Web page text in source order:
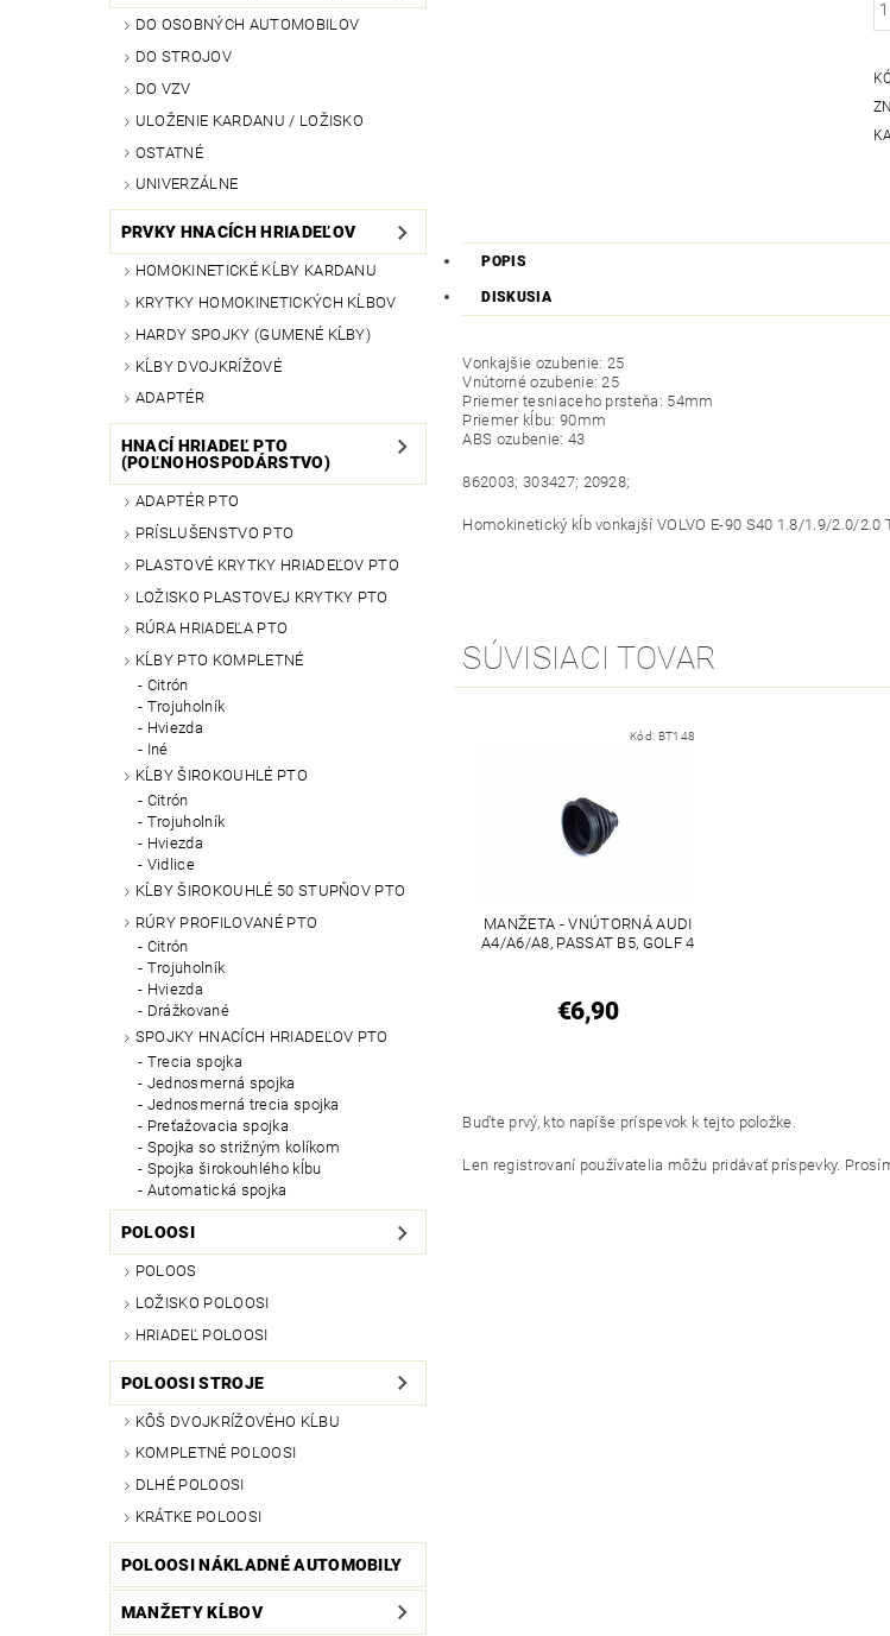
DO OSOBNÝCH AUTOMOBILOV
DO STROJOV
DO VZV
ULOŽENIE KARDANU / LOŽISKO
OSTATNÉ
UNIVERZÁLNE
PRVKY HNACÍCH HRIADEĽOV
HOMOKINETICKÉ KĹBY KARDANU
KRYTKY HOMOKINETICKÝCH KĹBOV
HARDY SPOJKY (GUMENÉ KĹBY)
KĹBY DVOJKRÍŽOVÉ
ADAPTÉR
HNACÍ HRIADEĽ PTO
(POĽNOHOSPODÁRSTVO)
ADAPTÉR PTO
PRÍSLUŠENSTVO PTO
PLASTOVÉ KRYTKY HRIADEĽOV PTO
LOŽISKO PLASTOVEJ KRYTKY PTO
RÚRA HRIADEĽA PTO
KĹBY PTO KOMPLETNÉ
Citrón
Trojuholník
Hviezda
Iné
KĹBY ŠIROKOUHLÉ PTO
Citrón
Trojuholník
Hviezda
Vidlice
KĹBY ŠIROKOUHLÉ 50 STUPŇOV PTO
RÚRY PROFILOVANÉ PTO
Citrón
Trojuholník
Hviezda
Drážkované
SPOJKY HNACÍCH HRIADEĽOV PTO
Trecia spojka
Jednosmerná spojka
Jednosmerná trecia spojka
Preťažovacia spojka
Spojka so strižným kolíkom
Spojka širokouhlého kĺbu
Automatická spojka
POLOOSI
POLOOS
LOŽISKO POLOOSI
HRIADEĽ POLOOSI
POLOOSI STROJE
KÔŠ DVOJKRÍŽOVÉHO KĹBU
KOMPLETNÉ POLOOSI
DLHÉ POLOOSI
KRÁTKE POLOOSI
POLOOSI NÁKLADNÉ AUTOMOBILY
MANŽETY KĹBOV
POPIS
DISKUSIA
Vonkajšie ozubenie: 25
Vnútorné ozubenie: 25
Priemer tesniaceho prsteňa: 54mm
Priemer kĺbu: 90mm
ABS ozubenie: 43
862003; 303427; 20928;
Homokinetický kĺb vonkajší VOLVO E-90 S40 1.8/1.9/2.0/2.0
SÚVISIACI TOVAR
Kód: BT148
MANŽETA - VNÚTORNÁ AUDI
A4/A6/A8, PASSAT B5, GOLF 4
€6,90
Buďte prvý, kto napíše príspevok k tejto položke.
Len registrovaní používatelia môžu pridávať príspevky.